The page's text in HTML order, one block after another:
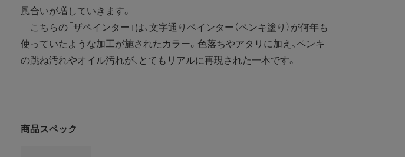
風合いが増していきます。
こちらの「ザペインター」は、文字通りペインター（ペンキ塗り）が何年も
使っていたような加工が施されたカラー。色落ちやアタリに加え、ペンキ
の跳ね汚れやオイル汚れが、とてもリアルに再現された一本です。
商品スペック